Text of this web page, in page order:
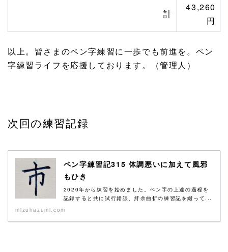
計
43,260
円
以上。皆さまのペン字練習に一歩でも前進を。ペン
字練習ライフを応援しております。（管理人）
次回の練習記録
ペン字練習記315 体調悪いに加えて風邪
もひき
2020年から練習を始めました。ペン字の上達の過程を
記録すると共に試行錯誤、紆余曲折の練習記を綴って...
mizuhazumi.com